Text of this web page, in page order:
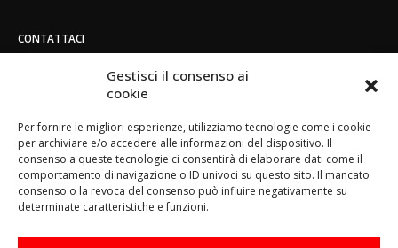
Gestisci il consenso ai
cookie
Per fornire le migliori esperienze, utilizziamo tecnologie come i cookie
per archiviare e/o accedere alle informazioni del dispositivo. Il
consenso a queste tecnologie ci consentirà di elaborare dati come il
comportamento di navigazione o ID univoci su questo sito. Il mancato
consenso o la revoca del consenso può influire negativamente su
determinate caratteristiche e funzioni.
CONTATTACI
Strada di San Mauro 236/B - 10156 - Torino
(+39) 011.800.49.59
Email:
info@toorace.it
Orario di lavoro: